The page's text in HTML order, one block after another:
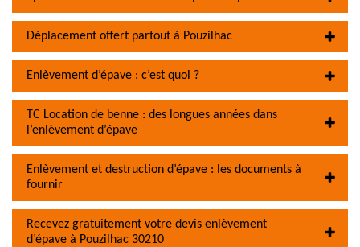
Déplacement offert partout à Pouzilhac
Enlèvement d’épave : c’est quoi ?
TC Location de benne : des longues années dans
l’enlèvement d’épave
Enlèvement et destruction d’épave : les documents à
fournir
Recevez gratuitement votre devis enlèvement
d’épave à Pouzilhac 30210